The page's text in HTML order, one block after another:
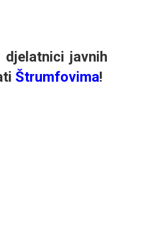
javnih
Štrumfovima!